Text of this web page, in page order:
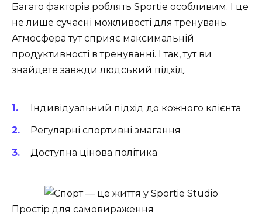
Багато факторів роблять Sportie особливим. І це
не лише сучасні можливості для тренувань.
Атмосфера тут сприяє максимальній
продуктивності в тренуванні. І так, тут ви
знайдете завжди людський підхід.
Індивідуальний підхід до кожного клієнта
Регулярні спортивні змагання
Доступна цінова політика
Простір для самовираження